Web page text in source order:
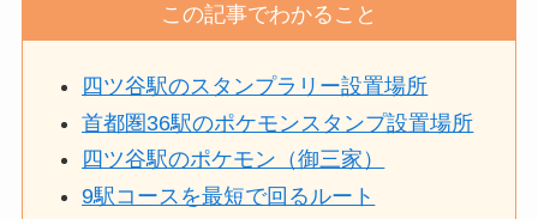
この記事でわかること
四ツ谷駅のスタンプラリー設置場所
首都圏36駅のポケモンスタンプ設置場所
四ツ谷駅のポケモン（御三家）
9駅コースを最短で回るルート